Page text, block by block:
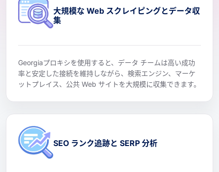
大規模な Web スクレイピングとデータ収
集
Georgiaプロキシを使用すると、データ チームは高い成功
率と安定した接続を維持しながら、検索エンジン、マーケ
ットプレイス、公共 Web サイトを大規模に収集できます。
SEO ランク追跡と SERP 分析